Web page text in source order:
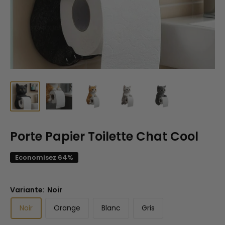
Porte Papier Toilette Chat Cool
Economisez 64%
Variante: Noir
Noir
Orange Blanc Gris